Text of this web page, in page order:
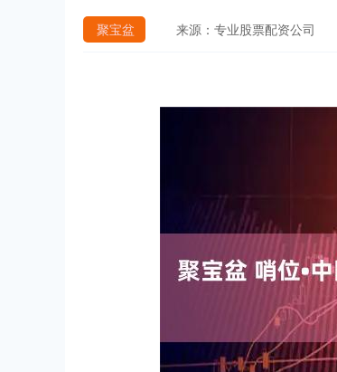
聚宝盆 来源：专业股票配资公司